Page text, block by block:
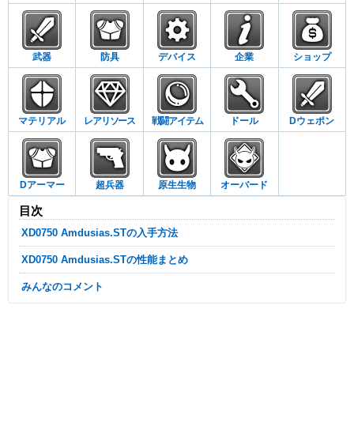
武器 防具 デバイス 企業 ショップ
マテリアル レアリソース 戦闘アイテム ドール Dウェポン
Dアーマー 超兵器 原生生物 オーバード
目次
XD0750 Amdusias.STの入手方法
XD0750 Amdusias.STの性能まとめ
みんなのコメント